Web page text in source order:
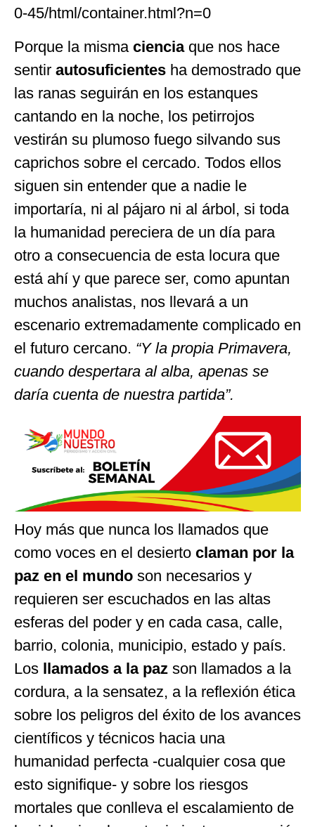
0-45/html/container.html?n=0
Porque la misma cienciaque nos hace
sentir autosuficientes ha demostrado que
las ranas seguirán en los estanques
cantando en la noche, los petirrojos
vestirán su plumoso fuego silvando sus
caprichos sobre el cercado. Todos ellos
siguen sin entender que a nadie le
importaría, ni al pájaro ni al árbol, si toda
la humanidad pereciera de un día para
otro a consecuencia de esta locura que
está ahí y que parece ser, como apuntan
muchos analistas, nos llevará a un
escenario extremadamente complicado en
el futuro cercano. “Y la propia Primavera,
cuando despertara al alba, apenas se
daría cuenta de nuestra partida”.
Hoy más que nunca los llamados que
como voces en el desierto claman por la
paz en el mundo son necesarios y
requieren ser escuchados en las altas
esferas del poder y en cada casa, calle,
barrio, colonia, municipio, estado y país.
Los
llamados a la paz son llamados a la
cordura, a la sensatez, a la reflexión ética
sobre los peligros del éxito de los avances
científicos y técnicos hacia una
humanidad perfecta -cualquier cosa que
esto signifique- y sobre los riesgos
mortales que conlleva el escalamiento de